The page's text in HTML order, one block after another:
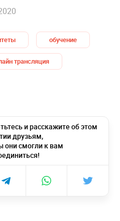
обучение
трансляция
и расскажите об этом
друзьям,
они смогли к вам